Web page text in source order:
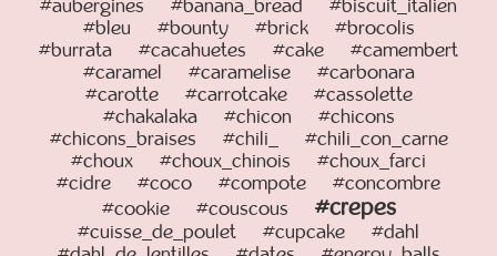
#aubergines
#banana_bread
#biscuit_italien
#bleu
#bounty #brick
#brocolis
#burrata
#cacahuetes #cake
#camembert
#caramel
#caramelise
#carbonara
#carotte
#carrotcake
#cassolette
#chakalaka
#chicon
#chicons
#chicons_braises
#chili_
#chili_con_carne
#choux
#choux_chinois
#choux_farci
#cidre
#coco #compote
#concombre
#cookie
#couscous #crepes
#cuisse_de_poulet #cupcake
#dahl